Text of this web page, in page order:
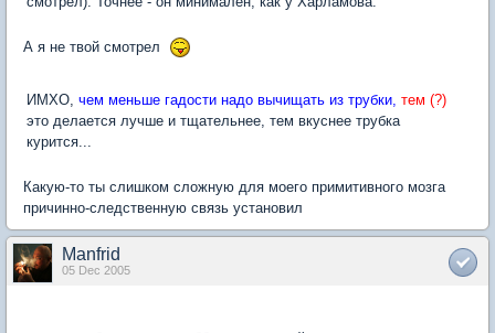
А я не твой смотрел
ИМХО, чем меньше гадости надо вычищать из трубки, тем (?)
это делается лучше и тщательнее, тем вкуснее трубка
курится...
Какую-то ты слишком сложную для моего примитивного мозга
причинно-следственную связь установил
Manfrid
05 Dec 2005